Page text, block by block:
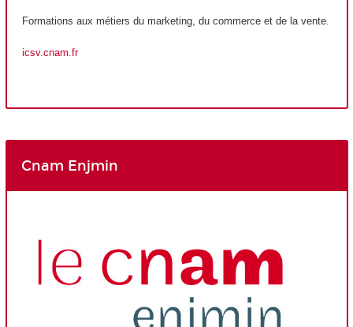
Formations aux métiers du marketing, du commerce et de la vente.
icsv.cnam.fr
Cnam Enjmin